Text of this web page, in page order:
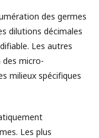
des germes
dilutions décimales
Les autres
micro-
milieux spécifiques
Les plus